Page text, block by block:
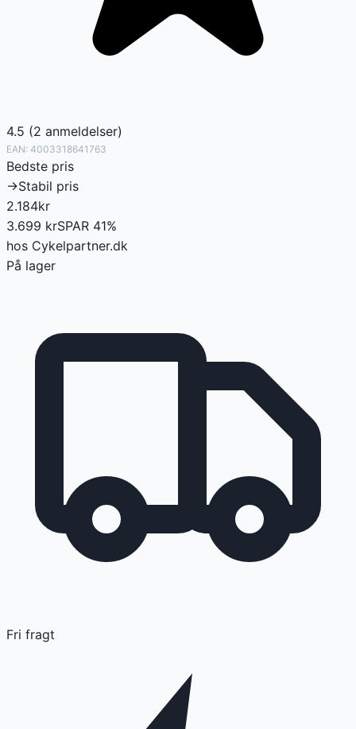
4.5 (2 anmeldelser)
EAN: 4003318641763
Bedste pris
→Stabil pris
2.184kr
3.699 krSPAR 41%
hos Cykelpartner.dk
På lager
Fri fragt